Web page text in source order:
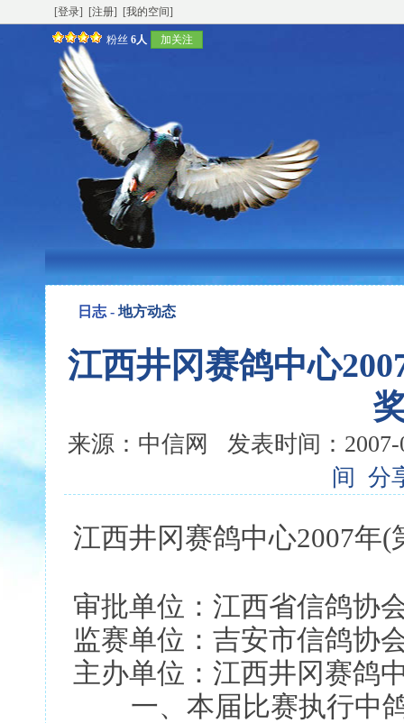
[登录] [注册] [我的空间]
粉丝 6人 加关注
日志 - 地方动态
江西井冈赛鸽中心
来源：中信网 发表时间：
间
分
江西井冈赛鸽中心2007年
审批单位：江西省信鸽协
监赛单位：吉安市信鸽协
主办单位：江西井冈赛鸽
一、本届比赛执行中鸽